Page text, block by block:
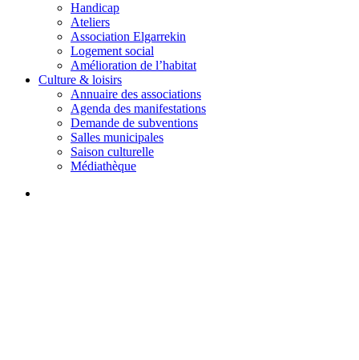
Handicap
Ateliers
Association Elgarrekin
Logement social
Amélioration de l’habitat
Culture & loisirs
Annuaire des associations
Agenda des manifestations
Demande de subventions
Salles municipales
Saison culturelle
Médiathèque